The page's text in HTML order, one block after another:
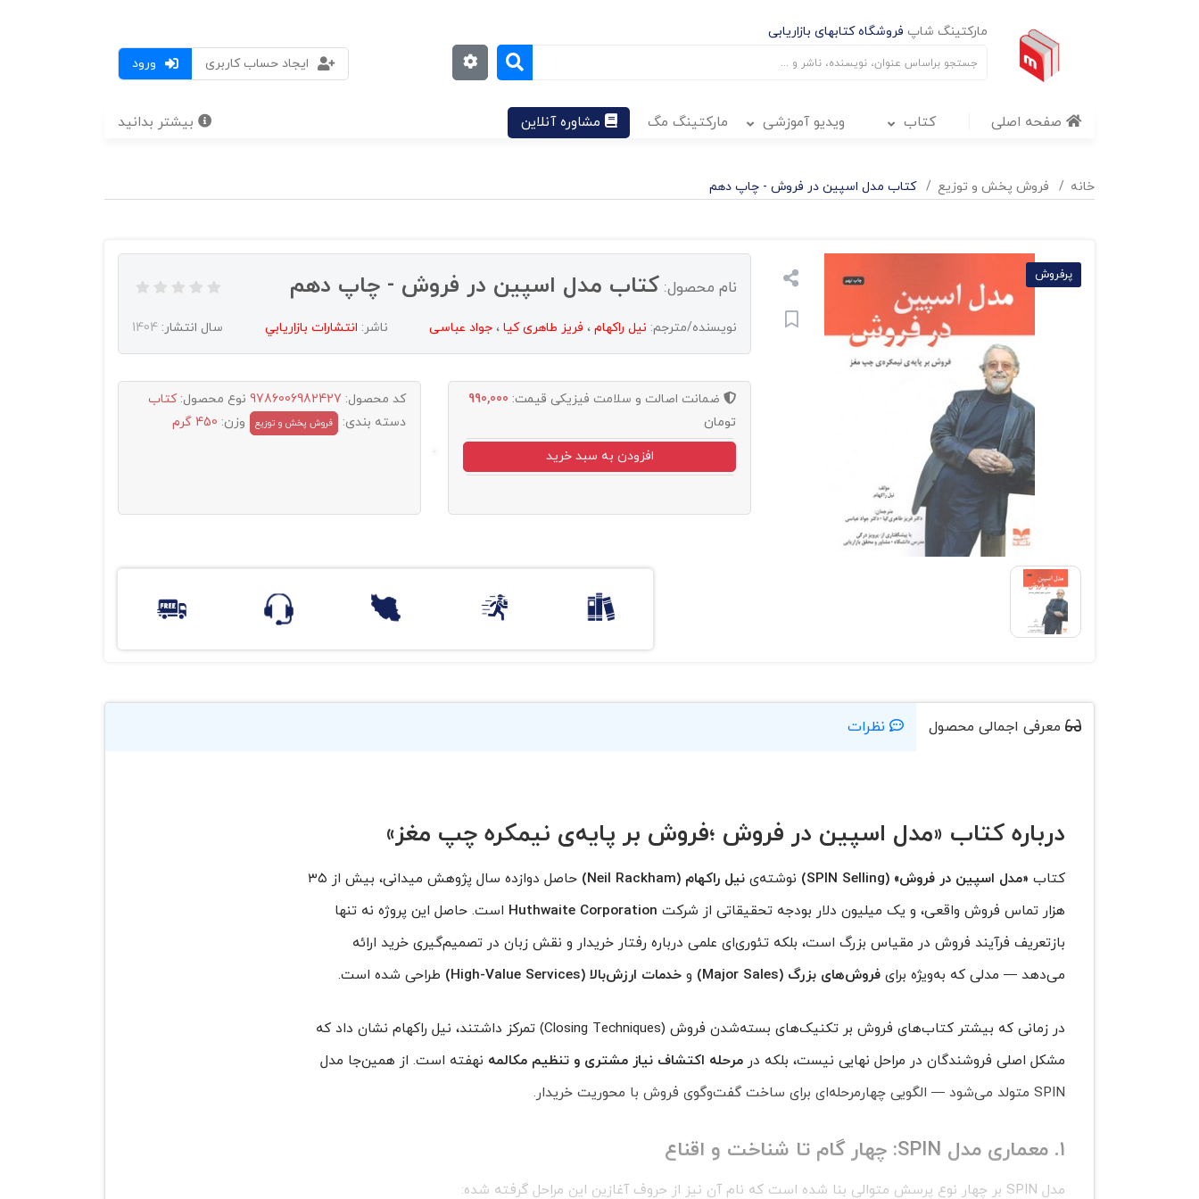
مارکتینگ شاپ فروشگاه کتابهای بازاریابی
ورود
ایجاد حساب کاربری
صفحه اصلی کتاب ویدیو آموزشی مارکتینگ مگ مشاوره آنلاین بیشتر بدانید
خانه فروش پخش و توزيع کتاب مدل اسپین در فروش - چاپ دهم
پرفروش
نام محصول: کتاب مدل اسپین در فروش - چاپ دهم
نویسنده/مترجم: نیل راکهام ، فریز طاهری کیا ، جواد عباسی ناشر: انتشارات بازاريابي سال انتشار: 1404
ضمانت اصالت و سلامت فیزیکی قیمت: 990,000
تومان
افزودن به سبد خرید
کد محصول: 9786006982427 نوع محصول:کتاب
دسته بندی:
فروش پخش و توزيع وزن: 450 گرم
معرفی اجمالی محصول نظرات
درباره کتاب «مدل اسپین در فروش ؛فروش بر پایه‌ی نیمکره چپ مغز»
کتاب «مدل اسپین در فروش» (SPIN Selling) نوشته‌ینیل راکهام (Neil Rackham)
حاصل دوازده سال پژوهش میدانی، بیش از ۳۵
هزار تماس فروش واقعی، و یک میلیون دلار بودجه تحقیقاتی از شرکت Huthwaite Corporation است. حاصل این پروژه نه تنها
بازتعریف فرآیند فروش در مقیاس بزرگ است، بلکه تئوری‌ای علمی درباره رفتار خریدار و نقش زبان در تصمیم‌گیری خرید ارائه
می‌دهد — مدلی که به‌ویژه برایفروش‌های بزرگ (Major Sales) وخدمات ارزش‌بالا (High-Value Services) طراحی شده است.
در زمانی که بیشتر کتاب‌های فروش بر تکنیک‌های بسته‌شدن فروش (Closing Techniques) تمرکز داشتند، نیل راکهام نشان داد که
مشکل اصلی فروشندگان در مراحل نهایی نیست، بلکه درمرحله اکتشاف نیاز مشتری و تنظیم مکالمه نهفته است. از همین‌جا مدل
SPIN متولد می‌شود — الگویی چهارمرحله‌ای برای ساخت گفت‌وگوی فروش با محوریت خریدار.
۱. معماری مدل SPIN: چهار گام تا شناخت و اقناع
مدل SPIN بر چهار نوع پرسش متوالی بنا شده است که نام آن نیز از حروف آغازین این مراحل گرفته شده: